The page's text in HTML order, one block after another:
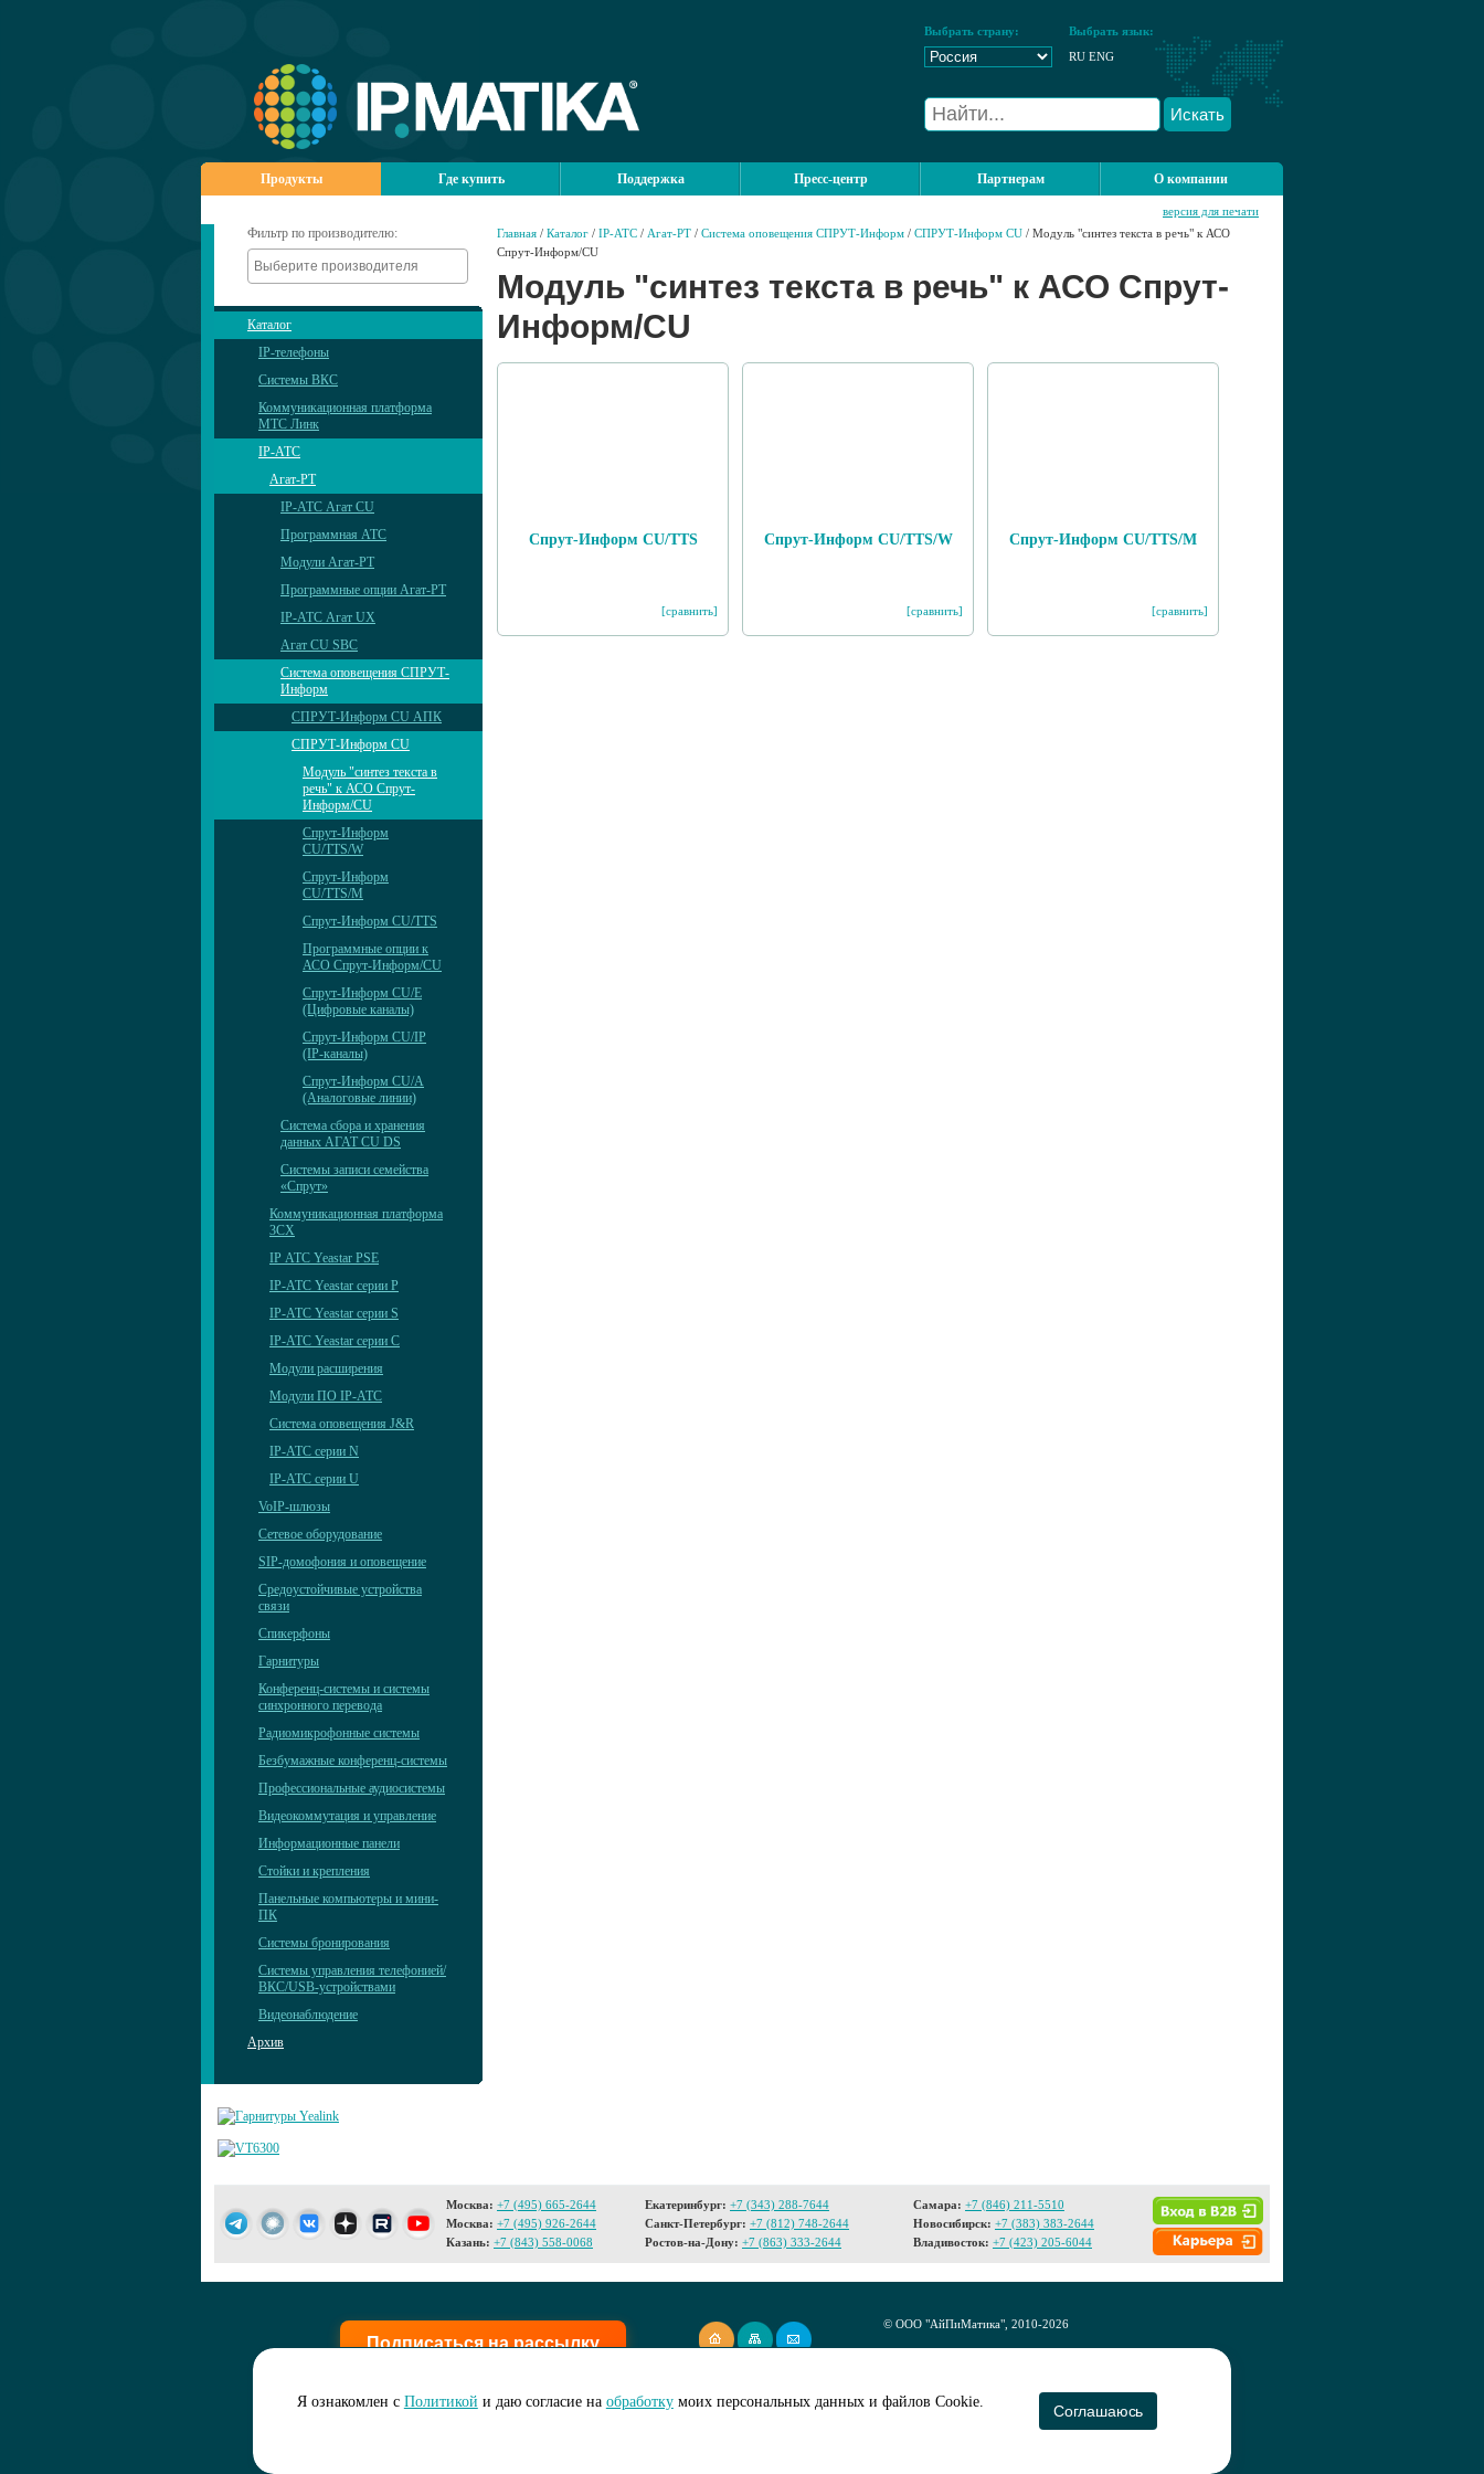
Выбрать страну:
Выбрать язык:
RU ENG
Искать
Продукты Где купить Поддержка Пресс-центр Партнерам О компании
Фильтр по производителю:
Каталог
IP-телефоны
Системы ВКС
Коммуникационная платформа
МТС Линк
IP-АТС
Агат-РТ
IP-АТС Агат CU
Программная АТС
Модули Агат-РТ
Программные опции Агат-РТ
IP-АТС Агат UX
Агат CU SBC
Система оповещения СПРУТ-
Информ
СПРУТ-Информ CU АПК
СПРУТ-Информ CU
Модуль "синтез текста в
речь" к АСО Спрут-
Информ/CU
Спрут-Информ
CU/TTS/W
Спрут-Информ
CU/TTS/M
Спрут-Информ CU/TTS
Программные опции к
АСО Спрут-Информ/CU
Спрут-Информ CU/E
(Цифровые каналы)
Спрут-Информ CU/IP
(IP-каналы)
Спрут-Информ CU/А
(Аналоговые линии)
Система сбора и хранения
данных АГАТ CU DS
Системы записи семейства
«Спрут»
Коммуникационная платформа
3CX
IP АТС Yeastar PSE
IP-АТС Yeastar серии P
IP-АТС Yeastar серии S
IP-АТС Yeastar серии C
Модули расширения
Модули ПО IP-АТС
Система оповещения J&R
IP-АТС серии N
IP-АТС серии U
VoIP-шлюзы
Сетевое оборудование
SIP-домофония и оповещение
Средоустойчивые устройства
связи
Спикерфоны
Гарнитуры
Конференц-системы и системы
синхронного перевода
Радиомикрофонные системы
Безбумажные конференц-системы
Профессиональные аудиосистемы
Видеокоммутация и управление
Информационные панели
Стойки и крепления
Панельные компьютеры и мини-
ПК
Системы бронирования
Системы управления телефонией/
ВКС/USB-устройствами
Видеонаблюдение
Архив
Главная / Каталог / IP-АТС / Агат-РТ / Система оповещения СПРУТ-Информ / СПРУТ-Информ CU / Модуль "синтез текста в речь" к АСО
Спрут-Информ/CU
версия для печати
Модуль "синтез текста в речь" к АСО Спрут-
Информ/CU
Спрут-Информ CU/TTS
[сравнить]
Спрут-Информ CU/TTS/W
[сравнить]
Спрут-Информ CU/TTS/M
[сравнить]
Москва: +7 (495) 665-2644
Москва: +7 (495) 926-2644
Казань: +7 (843) 558-0068
Екатеринбург: +7 (343) 288-7644
Санкт-Петербург: +7 (812) 748-2644
Ростов-на-Дону: +7 (863) 333-2644
Самара: +7 (846) 211-5510
Новосибирск: +7 (383) 383-2644
Владивосток: +7 (423) 205-6044
Подписаться на рассылку
© ООО "АйПиМатика", 2010-2026
Я ознакомлен с Политикой и даю согласие на обработкумоих персональных данных и файлов Cookie.
Соглашаюсь